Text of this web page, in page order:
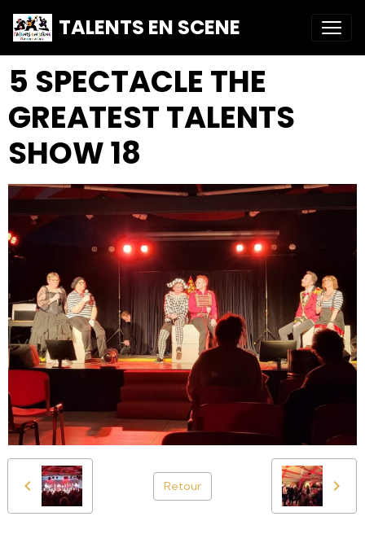
TALENTS EN SCENE
5 SPECTACLE THE
GREATEST TALENTS
SHOW 18
Retour